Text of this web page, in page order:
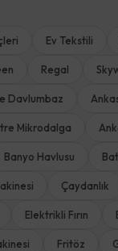
Ev Tekstili
Regal
Davlumbaz
Mikrodalga
Banyo Havlusu
Çaydanlık
Elektrikli Fırın
Fritöz